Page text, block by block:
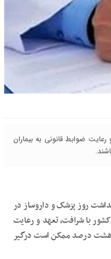
با شرافت، تعهد و رعایت ضوابط قانونی به بیماران
روز پزشک و داروساز در
پزشکی گفت: بیش از ۹۰ درصد پزشکان کشور با شرافت، تعهد و رعایت
هشت درصد ممکن است درگیر